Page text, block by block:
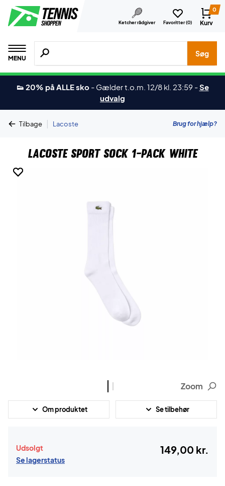
Ketcher rådgiver Favoritter (0)
0
Kurv
MENU
Søg efter produkter, mærker etc.
Søg
👟 20% på ALLE sko - Gælder t.o.m. 12/8 kl. 23:59 -Se
udvalg
Tilbage | Lacoste Brug for hjælp?
Lacoste Sport Sock 1-pack White
Zoom
Om produktet Se tilbehør
Udsolgt
Se lagerstatus
149,00 kr.